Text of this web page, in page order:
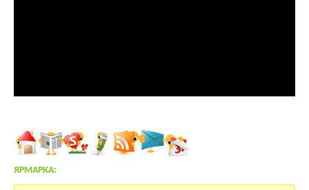
ЯРМАРКА: